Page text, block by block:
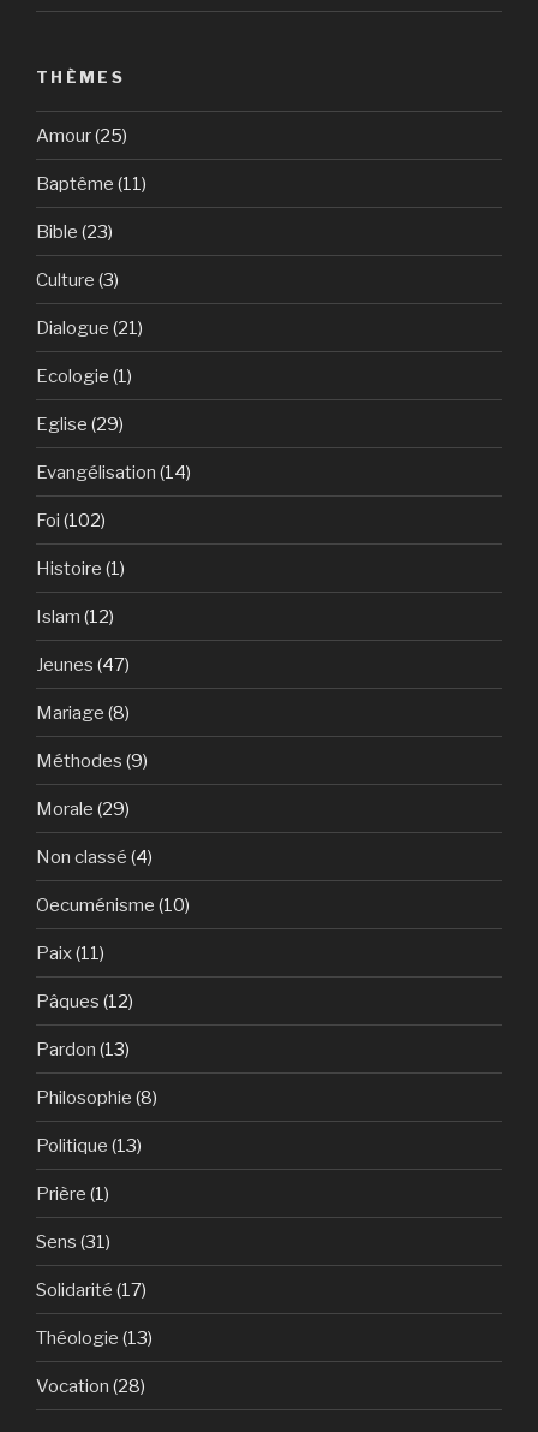
THÈMES
Amour(25)
Baptême (11)
Bible (23)
Culture (3)
Dialogue (21)
Ecologie (1)
Eglise (29)
Evangélisation (14)
Foi (102)
Histoire (1)
Islam (12)
Jeunes (47)
Mariage (8)
Méthodes (9)
Morale (29)
Non classé (4)
Oecuménisme (10)
Paix(11)
Pâques (12)
Pardon (13)
Philosophie (8)
Politique (13)
Prière (1)
Sens (31)
Solidarité (17)
Théologie (13)
Vocation (28)